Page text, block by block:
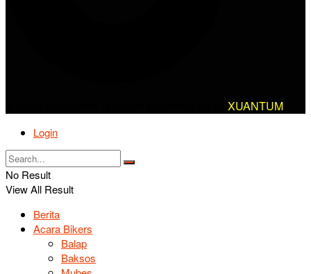
XUANTUM
Login
No Result
View All Result
Berita
Acara Bikers
Balap
Baksos